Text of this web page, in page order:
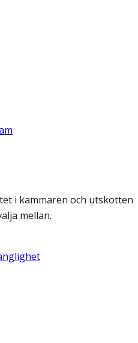
i kammaren och utskotten
mellan.